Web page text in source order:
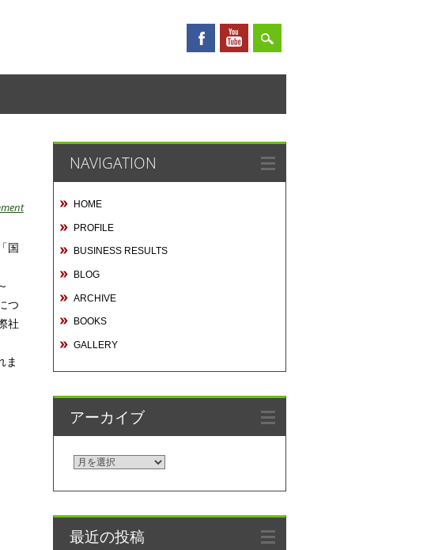
国
つ
社
ま
NAVIGATION
HOME
PROFILE
BUSINESS RESULTS
BLOG
ARCHIVE
BOOKS
GALLERY
アーカイブ
ア
イ
ブ
最近の投稿